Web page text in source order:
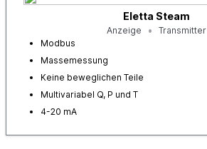
Eletta Steam
Anzeige
Transmitter
Modbus
Massemessung
Keine beweglichen Teile
Multivariabel Q, P und T
4-20 mA